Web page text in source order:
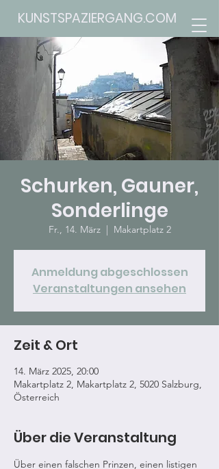
KUNSTSPAZIERGANG.COM
Schurken, Gauner,
Sonderlinge
Fr., 14. März
  |
Makartplatz 2
Anmeldung abgeschlossen
Veranstaltungen ansehen
Zeit & Ort
14. März 2025, 20:00
Makartplatz 2, Makartplatz 2, 5020 Salzburg,
Österreich
Über die Veranstaltung
Über einen falschen Prinzen, einen listigen